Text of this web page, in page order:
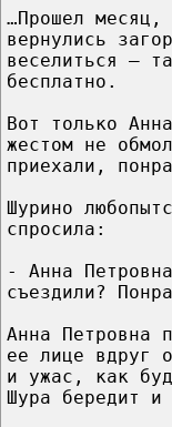
…Прошел месяц,
вернулись
веселиться –
бесплатно.
Вот только
жестом не
приехали,
Шурино
спросила:
- Анна
съездили?
Анна Петровна
ее лице вдруг
и ужас, как
Шура бередит и